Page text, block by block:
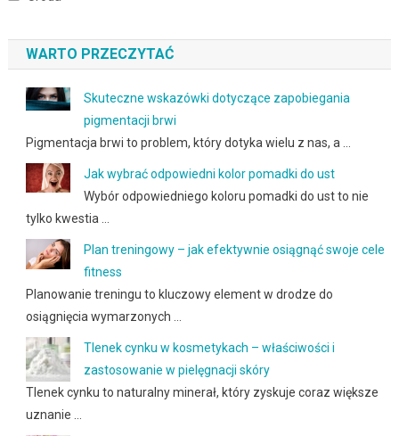
WARTO PRZECZYTAĆ
Skuteczne wskazówki dotyczące zapobiegania
pigmentacji brwi
Pigmentacja brwi to problem, który dotyka wielu z nas, a …
Jak wybrać odpowiedni kolor pomadki do ust
Wybór odpowiedniego koloru pomadki do ust to nie
tylko kwestia …
Plan treningowy – jak efektywnie osiągnąć swoje cele
fitness
Planowanie treningu to kluczowy element w drodze do
osiągnięcia wymarzonych …
Tlenek cynku w kosmetykach – właściwości i
zastosowanie w pielęgnacji skóry
Tlenek cynku to naturalny minerał, który zyskuje coraz większe
uznanie …